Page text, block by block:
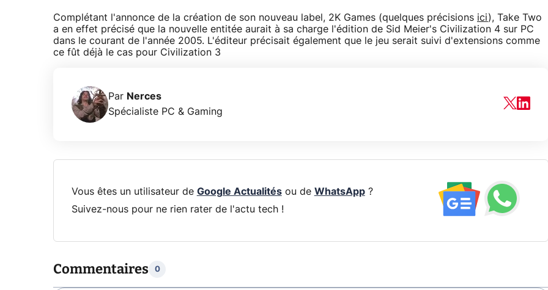
Complétant l'annonce de la création de son nouveau label, 2K Games (quelques précisions ici), Take Two
a en effet précisé que la nouvelle entitée aurait à sa charge l'édition de Sid Meier's Civilization 4 sur PC
dans le courant de l'année 2005. L'éditeur précisait également que le jeu serait suivi d'extensions comme
ce fût déjà le cas pour Civilization 3
Par Nerces
Spécialiste PC & Gaming
Vous êtes un utilisateur de Google Actualitésou de WhatsApp?
Suivez-nous pour ne rien rater de l'actu tech !
Commentaires 0